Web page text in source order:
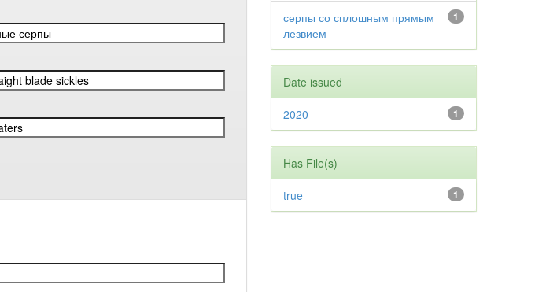
1
серпы со сплошным прямым
лезвием
Date issued
1
2020
Has File(s)
1
true